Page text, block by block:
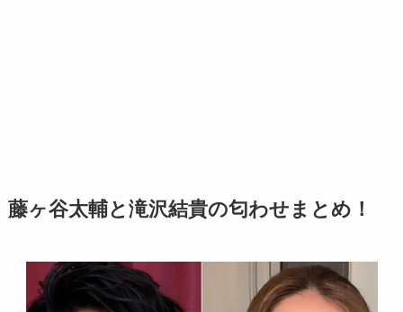
藤ヶ谷太輔と滝沢結貴の匂わせまとめ！